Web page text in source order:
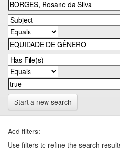
Start a new search
Add filters:
Use filters to refine the search